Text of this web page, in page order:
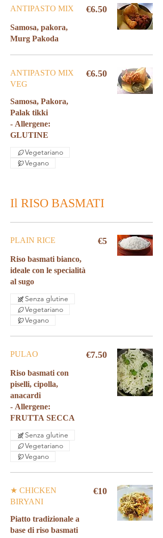
ANTIPASTO MIX
Samosa, pakora,
€6.50
ANTIPASTO MIX
VEG
Samosa, Pakora,
Palak tikki
- Allergene:
GLUTINE
€6.50
Vegetariano
Vegano
Il RISO BASMATI
PLAIN RICE
Riso basmati bianco,
ideale con le specialità
al sugo
€5
Senza glutine
Vegetariano
Vegano
PULAO
Riso basmati con
piselli, cipolla,
anacardi
- Allergene:
€7.50
Senza glutine
Vegetariano
Vegano
★ CHICKEN
BIRYANI
Piatto tradizionale a
base di riso basmati
€10